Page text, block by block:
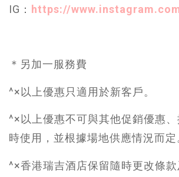
IG： https://
＊另加一服務費
^×以上優惠只適用於新客戶。
^×以上優惠不可與其他促銷優惠
時使用，並根據場地供應情況而定
^×香港瑞吉酒店保留隨時更改條